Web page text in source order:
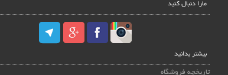
مارا دنبال کنید
بیشتر بدانید
تاریخچه فروشگاه